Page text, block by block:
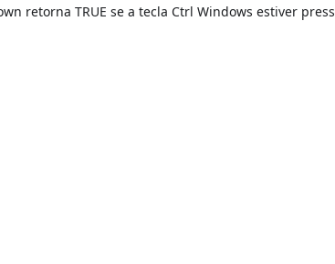
retorna TRUE se a tecla Ctrl Windows estiver